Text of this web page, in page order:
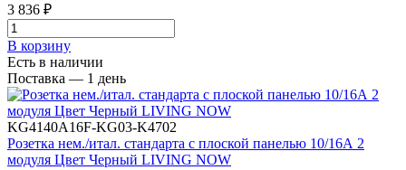
3 836 ₽
В корзинy
Есть в наличии
Поставка — 1 день
KG4140A16F-KG03-K4702
Розетка нем./итал. стандарта с плоской панелью 10/16А 2
модуля Цвет Черный LIVING NOW